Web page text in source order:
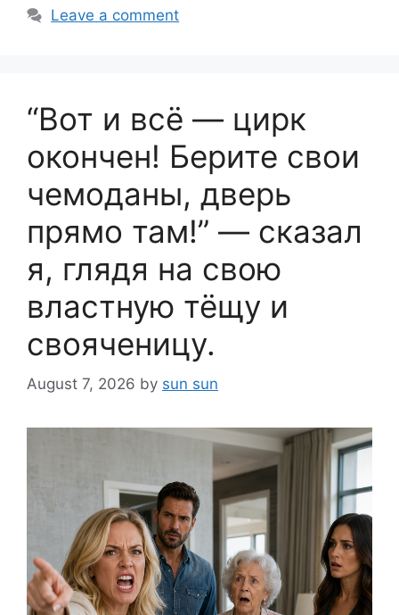
Leave a comment
“Вот и всё — цирк
окончен! Берите свои
чемоданы, дверь
прямо там!” — сказал
я, глядя на свою
властную тёщу и
свояченицу.
August 7, 2026 by sun sun